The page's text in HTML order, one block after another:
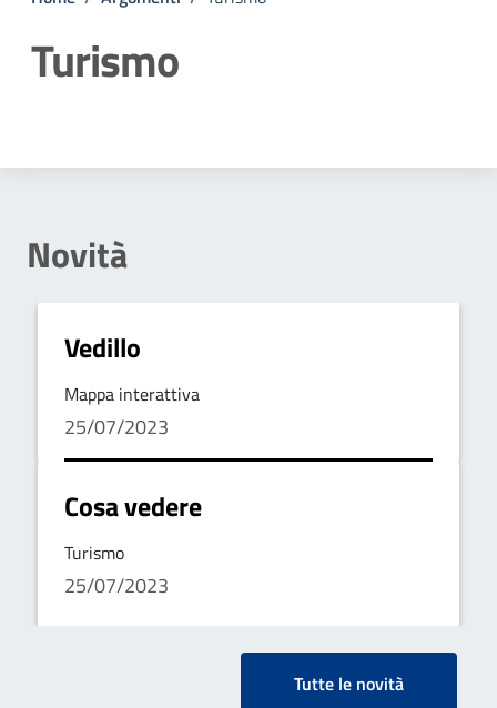
Turismo
Novità
Vedillo
Mappa interattiva
25/07/2023
Cosa vedere
Turismo
25/07/2023
Tutte le novità